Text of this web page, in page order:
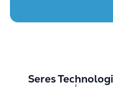
Seres